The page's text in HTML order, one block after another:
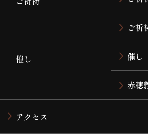
ご祈
催し 催し
赤穂
アクセス